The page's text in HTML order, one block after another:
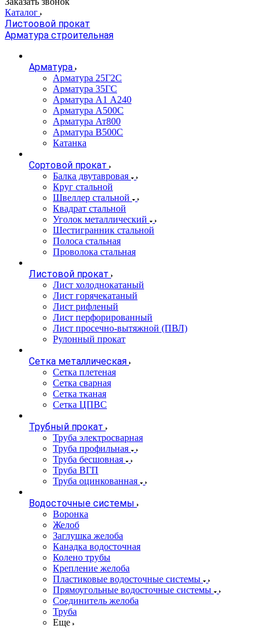
Каталог
Листоовой прокат
Арматура строительная
Арматура
Арматура 25Г2С
Арматура 35ГС
Арматура А1 А240
Арматура А500С
Арматура Ат800
Арматура В500С
Катанка
Сортовой прокат
Балка двутавровая
Круг стальной
Швеллер стальной
Квадрат стальной
Уголок металлический
Шестигранник стальной
Полоса стальная
Проволока стальная
Листовой прокат
Лист холоднокатаный
Лист горячекатаный
Лист рифленый
Лист перфорированный
Лист просечно-вытяжной (ПВЛ)
Рулонный прокат
Сетка металлическая
Сетка плетеная
Сетка сварная
Сетка тканая
Сетка ЦПВС
Трубный прокат
Труба электросварная
Труба профильная
Труба бесшовная
Труба ВГП
Труба оцинкованная
Водосточные системы
Воронка
Желоб
Заглушка желоба
Канадка водосточная
Колено трубы
Крепление желоба
Пластиковые водосточные системы
Прямоугольные водосточные системы
Соединитель желоба
Труба
Еще